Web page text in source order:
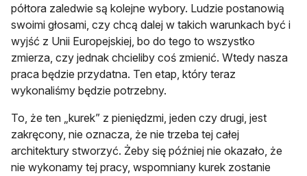
półtora zaledwie są kolejne wybory. Ludzie postanowią
swoimi głosami, czy chcą dalej w takich warunkach być i
wyjść z Unii Europejskiej, bo do tego to wszystko
zmierza, czy jednak chcieliby coś zmienić. Wtedy nasza
praca będzie przydatna. Ten etap, który teraz
wykonaliśmy będzie potrzebny.
To, że ten „kurek” z pieniędzmi, jeden czy drugi, jest
zakręcony, nie oznacza, że nie trzeba tej całej
architektury stworzyć. Żeby się później nie okazało, że
nie wykonamy tej pracy, wspomniany kurek zostanie